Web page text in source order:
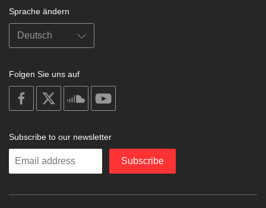
Sprache ändern
Folgen Sie uns auf
on
facebook
soundcloud
Subscribe to our newsletter
Enter
Subscribe